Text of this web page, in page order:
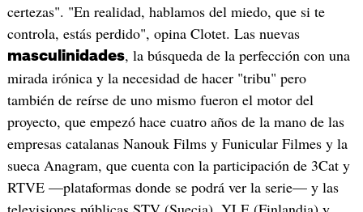
certezas". "En realidad, hablamos del miedo, que si te
controla, estás perdido", opina Clotet. Las nuevas
masculinidades, la búsqueda de la perfección con una
mirada irónica y la necesidad de hacer "tribu" pero
también de reírse de uno mismo fueron el motor del
proyecto, que empezó hace cuatro años de la mano de las
empresas catalanas Nanouk Films y Funicular Filmes y la
sueca Anagram, que cuenta con la participación de 3Cat y
RTVE —plataformas donde se podrá ver la serie— y las